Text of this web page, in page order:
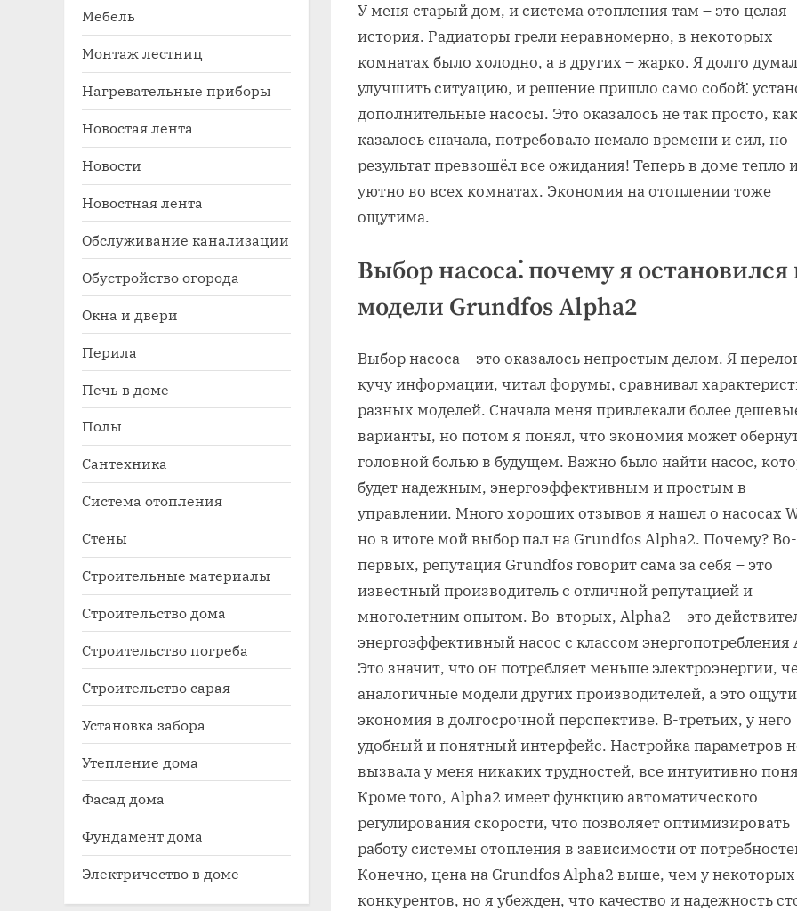
sub-
У меня старый дом, и система отопления там – это целая
история. Радиаторы грели неравномерно, в некоторых
комнатах было холодно, а в других – жарко. Я долго
улучшить ситуацию, и решение пришло само собой⁚
дополнительные насосы. Это оказалось не так просто, как
казалось сначала, потребовало немало времени и сил, но
результат превзошёл все ожидания! Теперь в доме тепло
уютно во всех комнатах. Экономия на отоплении тоже
ощутима.
Выбор насоса⁚ почему я остановился
модели Grundfos Alpha2
Выбор насоса – это оказалось непростым делом. Я
кучу информации, читал форумы, сравнивал
разных моделей. Сначала меня привлекали более
варианты, но потом я понял, что экономия может
головной болью в будущем. Важно было найти насос,
будет надежным, энергоэффективным и простым в
управлении. Много хороших отзывов я нашел о насосах
но в итоге мой выбор пал на Grundfos Alpha2. Почему? Во-
первых, репутация Grundfos говорит сама за себя – это
известный производитель с отличной репутацией и
многолетним опытом. Во-вторых, Alpha2 – это
энергоэффективный насос с классом энергопотребления
Это значит, что он потребляет меньше электроэнергии,
аналогичные модели других производителей, а это
экономия в долгосрочной перспективе. В-третьих, у него
удобный и понятный интерфейс. Настройка параметров
вызвала у меня никаких трудностей, все интуитивно
Кроме того, Alpha2 имеет функцию автоматического
регулирования скорости, что позволяет оптимизировать
работу системы отопления в зависимости от
Конечно, цена на Grundfos Alpha2 выше, чем у некоторых
конкурентов, но я убежден, что качество и надежность
Мебель
Монтаж лестниц
Нагревательные приборы
Новостая лента
Новости
Новостная лента
Обслуживание канализации
Обустройство огорода
Окна и двери
Перила
Печь в доме
Полы
Сантехника
Система отопления
Стены
Строительные материалы
Строительство дома
Строительство погреба
Строительство сарая
Установка забора
Утепление дома
Фасад дома
Фундамент дома
Электричество в доме